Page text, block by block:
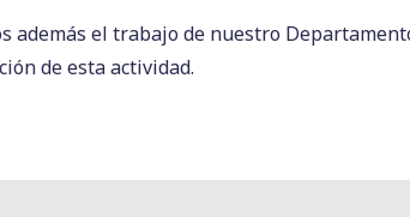
además el trabajo de nuestro
de esta actividad.